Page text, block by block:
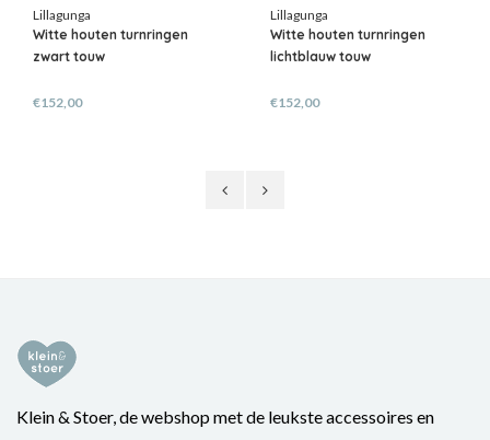
Lillagunga
Witte houten turnringen
zwart touw
€152,00
Lillagunga
Witte houten turnringen
lichtblauw touw
€152,00
Klein & Stoer, de webshop met de leukste accessoires en